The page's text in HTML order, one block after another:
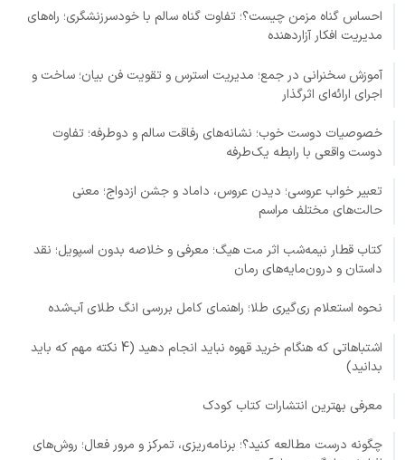
احساس گناه مزمن چیست؟؛ تفاوت گناه سالم با خودسرزنشگری؛ راه‌های
مدیریت افکار آزاردهنده
آموزش سخنرانی در جمع؛ مدیریت استرس و تقویت فن بیان؛ ساخت و
اجرای ارائه‌ای اثرگذار
خصوصیات دوست خوب؛ نشانه‌های رفاقت سالم و دوطرفه؛ تفاوت
دوست واقعی با رابطه یک‌طرفه
تعبیر خواب عروسی؛ دیدن عروس، داماد و جشن ازدواج؛ معنی
حالت‌های مختلف مراسم
کتاب قطار نیمه‌شب اثر مت هیگ؛ معرفی و خلاصه بدون اسپویل؛ نقد
داستان و درون‌مایه‌های رمان
نحوه استعلام ری‌گیری طلا؛ راهنمای کامل بررسی انگ طلای آب‌شده
اشتباهاتی که هنگام خرید قهوه نباید انجام دهید (4 نکته مهم که باید
بدانید)
معرفی بهترین انتشارات کتاب کودک
چگونه درست مطالعه کنید؟؛ برنامه‌ریزی، تمرکز و مرور فعال؛ روش‌های